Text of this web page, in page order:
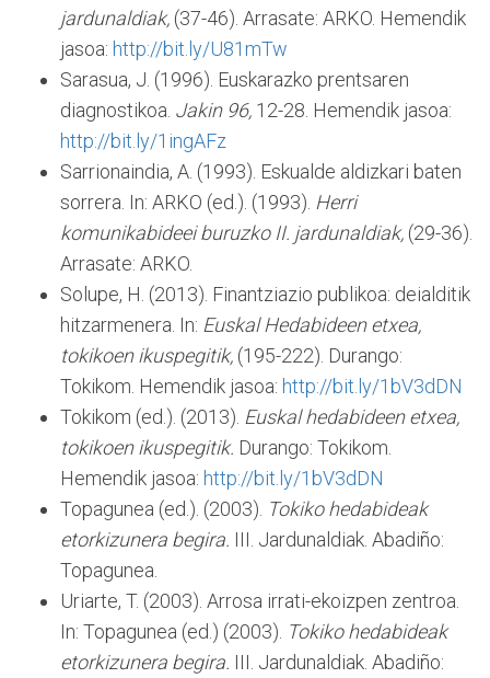
jardunaldiak, (37-46). Arrasate: ARKO. Hemendik
jasoa: http://bit.ly/U81mTw
Sarasua, J. (1996). Euskarazko prentsaren
diagnostikoa. Jakin 96, 12-28. Hemendik jasoa:
http://bit.ly/1ingAFz
Sarrionaindia, A. (1993). Eskualde aldizkari baten
sorrera. In: ARKO (ed.). (1993). Herri
komunikabideei buruzko II. jardunaldiak, (29-36).
Arrasate: ARKO.
Solupe, H. (2013). Finantziazio publikoa: deialditik
hitzarmenera. In: Euskal Hedabideen etxea,
tokikoen ikuspegitik, (195-222). Durango:
Tokikom. Hemendik jasoa: http://bit.ly/1bV3dDN
Tokikom (ed.). (2013). Euskal hedabideen etxea,
tokikoen ikuspegitik. Durango: Tokikom.
Hemendik jasoa: http://bit.ly/1bV3dDN
Topagunea (ed.). (2003). Tokiko hedabideak
etorkizunera begira. III. Jardunaldiak. Abadiño:
Topagunea.
Uriarte, T. (2003). Arrosa irrati-ekoizpen zentroa.
In: Topagunea (ed.) (2003). Tokiko hedabideak
etorkizunera begira. III. Jardunaldiak. Abadiño: